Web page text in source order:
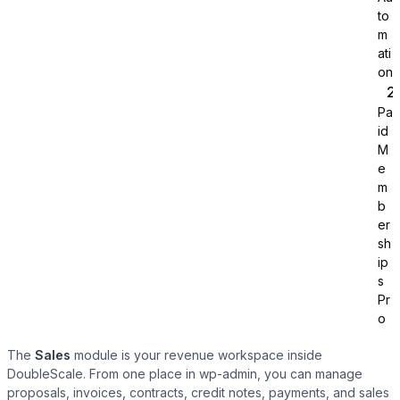
to
m
ati
on
Pa
id
M
e
m
b
er
sh
ip
s
Pr
o
The Sales module is your revenue workspace inside
DoubleScale. From one place in wp-admin, you can manage
proposals, invoices, contracts, credit notes, payments, and sales